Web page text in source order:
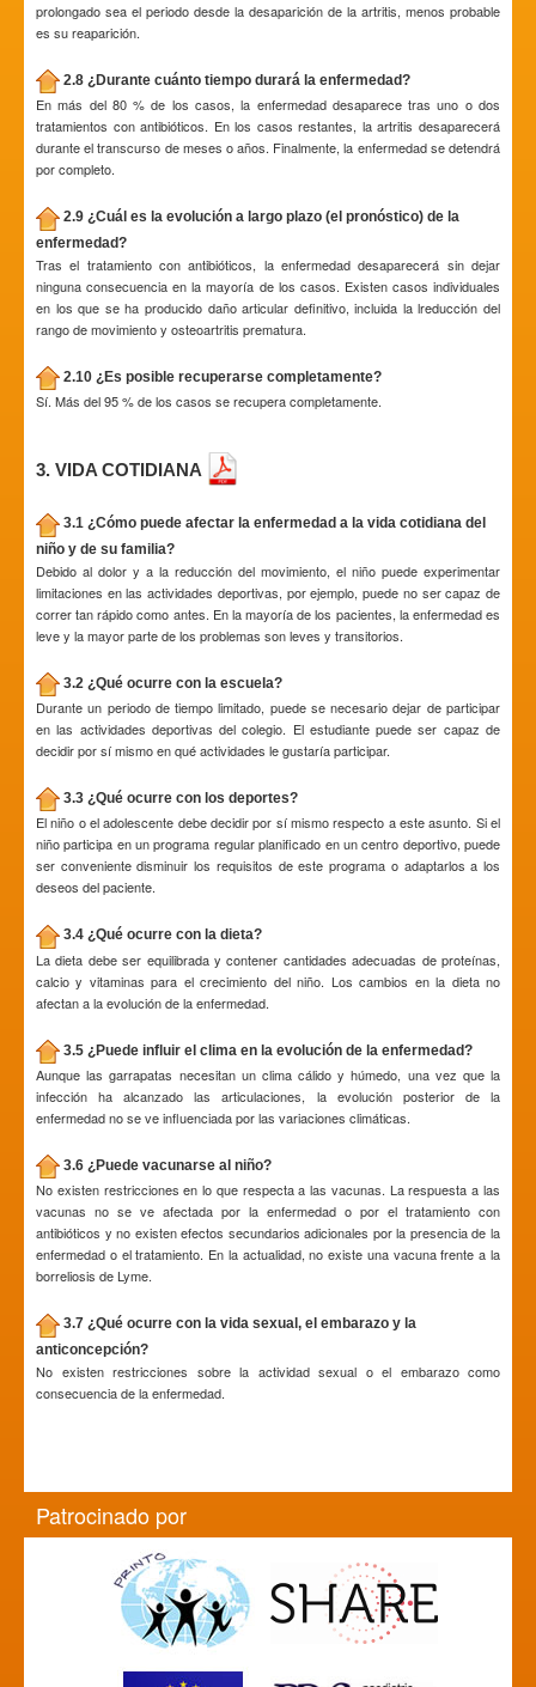
prolongado sea el periodo desde la desaparición de la artritis, menos probable
es su reaparición.
2.8 ¿Durante cuánto tiempo durará la enfermedad?
En más del 80 % de los casos, la enfermedad desaparece tras uno o dos
tratamientos con antibióticos. En los casos restantes, la artritis desaparecerá
durante el transcurso de meses o años. Finalmente, la enfermedad se detendrá
por completo.
2.9 ¿Cuál es la evolución a largo plazo (el pronóstico) de la
enfermedad?
Tras el tratamiento con antibióticos, la enfermedad desaparecerá sin dejar
ninguna consecuencia en la mayoría de los casos. Existen casos individuales
en los que se ha producido daño articular definitivo, incluida la lreducción del
rango de movimiento y osteoartritis prematura.
2.10 ¿Es posible recuperarse completamente?
Sí. Más del 95 % de los casos se recupera completamente.
3. VIDA COTIDIANA
3.1 ¿Cómo puede afectar la enfermedad a la vida cotidiana del
niño y de su familia?
Debido al dolor y a la reducción del movimiento, el niño puede experimentar
limitaciones en las actividades deportivas, por ejemplo, puede no ser capaz de
correr tan rápido como antes. En la mayoría de los pacientes, la enfermedad es
leve y la mayor parte de los problemas son leves y transitorios.
3.2 ¿Qué ocurre con la escuela?
Durante un periodo de tiempo limitado, puede se necesario dejar de participar
en las actividades deportivas del colegio. El estudiante puede ser capaz de
decidir por sí mismo en qué actividades le gustaría participar.
3.3 ¿Qué ocurre con los deportes?
El niño o el adolescente debe decidir por sí mismo respecto a este asunto. Si el
niño participa en un programa regular planificado en un centro deportivo, puede
ser conveniente disminuir los requisitos de este programa o adaptarlos a los
deseos del paciente.
3.4 ¿Qué ocurre con la dieta?
La dieta debe ser equilibrada y contener cantidades adecuadas de proteínas,
calcio y vitaminas para el crecimiento del niño. Los cambios en la dieta no
afectan a la evolución de la enfermedad.
3.5 ¿Puede influir el clima en la evolución de la enfermedad?
Aunque las garrapatas necesitan un clima cálido y húmedo, una vez que la
infección ha alcanzado las articulaciones, la evolución posterior de la
enfermedad no se ve influenciada por las variaciones climáticas.
3.6 ¿Puede vacunarse al niño?
No existen restricciones en lo que respecta a las vacunas. La respuesta a las
vacunas no se ve afectada por la enfermedad o por el tratamiento con
antibióticos y no existen efectos secundarios adicionales por la presencia de la
enfermedad o el tratamiento. En la actualidad, no existe una vacuna frente a la
borreliosis de Lyme.
3.7 ¿Qué ocurre con la vida sexual, el embarazo y la
anticoncepción?
No existen restricciones sobre la actividad sexual o el embarazo como
consecuencia de la enfermedad.
Patrocinado por